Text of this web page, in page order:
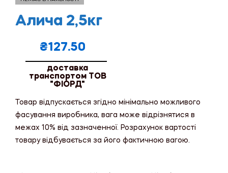
Алича 2,5кг
₴127.50
доставка
транспортом ТОВ
"ФІОРД"
Товар відпускається згідно мінімально можливого
фасування виробника, вага може відрізнятися в
межах 10% від зазначенної. Розрахунок вартості
товару відбувається за його фактичною вагою.